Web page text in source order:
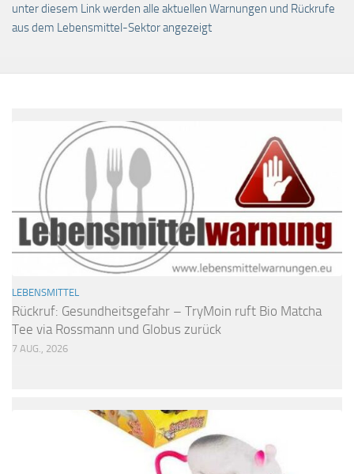
unter diesem Link werden alle aktuellen Warnungen und Rückrufe
aus dem Lebensmittel-Sektor angezeigt
LEBENSMITTEL
Rückruf: Gesundheitsgefahr – TryMoin ruft Bio Matcha
Tee via Rossmann und Globus zurück
7 AUG., 2026